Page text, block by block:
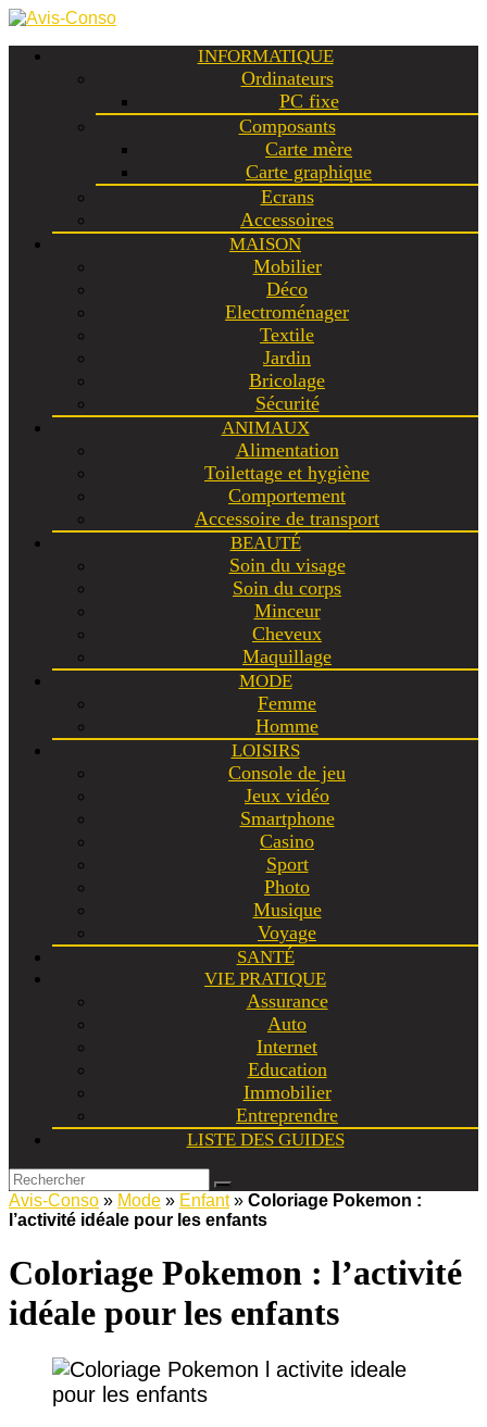
INFORMATIQUE
Ordinateurs
PC fixe
Composants
Carte mère
Carte graphique
Ecrans
Accessoires
MAISON
Mobilier
Déco
Electroménager
Textile
Jardin
Bricolage
Sécurité
ANIMAUX
Alimentation
Toilettage et hygiène
Comportement
Accessoire de transport
BEAUTÉ
Soin du visage
Soin du corps
Minceur
Cheveux
Maquillage
MODE
Femme
Homme
LOISIRS
Console de jeu
Jeux vidéo
Smartphone
Casino
Sport
Photo
Musique
Voyage
SANTÉ
VIE PRATIQUE
Assurance
Auto
Internet
Education
Immobilier
Entreprendre
LISTE DES GUIDES
Avis-Conso » Mode » Enfant» Coloriage Pokemon :
l’activité idéale pour les enfants
Coloriage Pokemon : l’activité
idéale pour les enfants